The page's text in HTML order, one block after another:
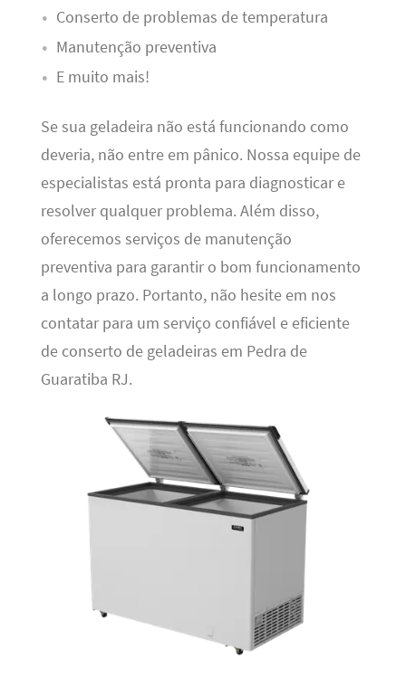
Conserto de problemas de temperatura
Manutenção preventiva
E muito mais!
Se sua geladeira não está funcionando como
deveria, não entre em pânico. Nossa equipe de
especialistas está pronta para diagnosticar e
resolver qualquer problema. Além disso,
oferecemos serviços de manutenção
preventiva para garantir o bom funcionamento
a longo prazo. Portanto, não hesite em nos
contatar para um serviço confiável e eficiente
de conserto de geladeiras em Pedra de
Guaratiba RJ.